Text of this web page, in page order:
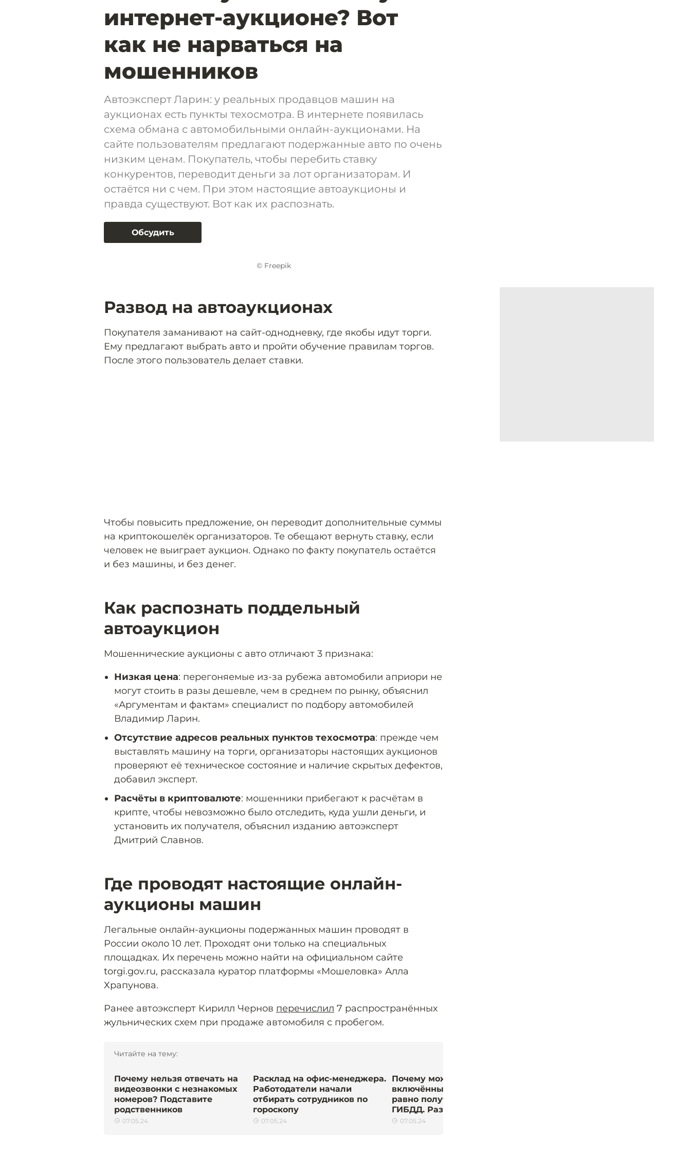
интернет-аукционе? Вот
как не нарваться на
мошенников
Автоэксперт Ларин: у реальных продавцов машин на
аукционах есть пункты техосмотра. В интернете появилась
схема обмана с автомобильными онлайн-аукционами. На
сайте пользователям предлагают подержанные авто по очень
низким ценам. Покупатель, чтобы перебить ставку
конкурентов, переводит деньги за лот организаторам. И
остаётся ни с чем. При этом настоящие автоаукционы и
правда существуют. Вот как их распознать.
Обсудить
© Freepik
Развод на автоаукционах
Покупателя заманивают на сайт-однодневку, где якобы идут торги.
Ему предлагают выбрать авто и пройти обучение правилам торгов.
После этого пользователь делает ставки.
Чтобы повысить предложение, он переводит дополнительные суммы
на криптокошелёк организаторов. Те обещают вернуть ставку, если
человек не выиграет аукцион. Однако по факту покупатель остаётся
и без машины, и без денег.
Как распознать поддельный
автоаукцион
Мошеннические аукционы с авто отличают 3 признака:
Низкая цена: перегоняемые из-за рубежа автомобили априори не
могут стоить в разы дешевле, чем в среднем по рынку, объяснил
«Аргументам и фактам» специалист по подбору автомобилей
Владимир Ларин.
Отсутствие адресов реальных пунктов техосмотра: прежде чем
выставлять машину на торги, организаторы настоящих аукционов
проверяют её техническое состояние и наличие скрытых дефектов,
добавил эксперт.
Расчёты в криптовалюте: мошенники прибегают к расчётам в
крипте, чтобы невозможно было отследить, куда ушли деньги, и
установить их получателя, объяснил изданию автоэксперт
Дмитрий Славнов.
Где проводят настоящие онлайн-
аукционы машин
Легальные онлайн-аукционы подержанных машин проводят в
России около 10 лет. Проходят они только на специальных
площадках. Их перечень можно найти на официальном сайте
torgi.gov.ru, рассказала куратор платформы «Мошеловка» Алла
Храпунова.
Ранее автоэксперт Кирилл Чернов перечислил 7 распространённых
жульнических схем при продаже автомобиля с пробегом.
Читайте на тему:
Почему нельзя отвечать на
видеозвонки с незнакомых
номеров? Подставите
родственников
07.05.24
Расклад на офис-менеджера.
Работодатели начали
отбирать сотрудников по
гороскопу
07.05.24
Почему можно ехать с
включёнными фарами и всё
равно получить штраф от
ГИБДД. Разбор
07.05.24